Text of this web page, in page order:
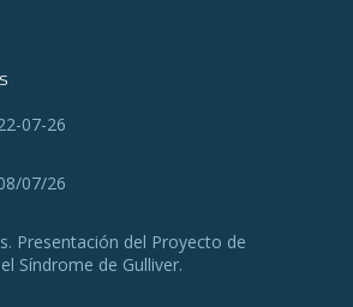
07-26
07/26
Presentación del Proyecto de
Síndrome de Gulliver.